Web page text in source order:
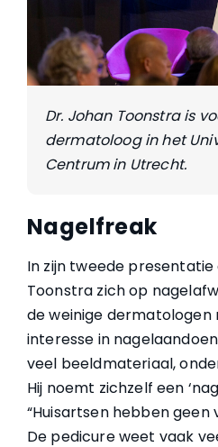
Dr. Johan Toonstra is
dermatoloog in het
Centrum in Utrecht.
Nagelfreak
In zijn tweede
Toonstra zich op
de weinige
interesse in
veel beeldmateriaal,
Hij noemt zichzelf een
“Huisartsen hebben geen
De pedicure weet vaak